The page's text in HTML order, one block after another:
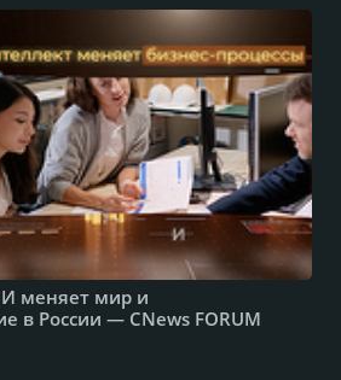
меняет мир и
в России — CNews FORUM